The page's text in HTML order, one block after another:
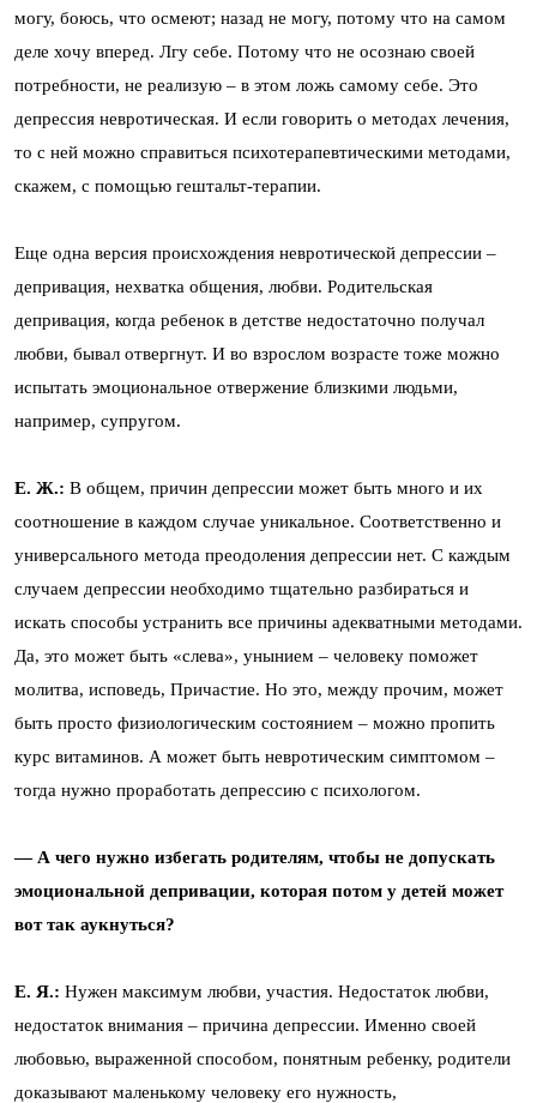
могу, боюсь, что осмеют; назад не могу, потому что на самом
деле хочу вперед. Лгу себе. Потому что не осознаю своей
потребности, не реализую – в этом ложь самому себе. Это
депрессия невротическая. И если говорить о методах лечения,
то с ней можно справиться психотерапевтическими методами,
скажем, с помощью гештальт-терапии.
Еще одна версия происхождения невротической депрессии –
депривация, нехватка общения, любви. Родительская
депривация, когда ребенок в детстве недостаточно получал
любви, бывал отвергнут. И во взрослом возрасте тоже можно
испытать эмоциональное отвержение близкими людьми,
например, супругом.
Е. Ж.: В общем, причин депрессии может быть много и их
соотношение в каждом случае уникальное. Соответственно и
универсального метода преодоления депрессии нет. С каждым
случаем депрессии необходимо тщательно разбираться и
искать способы устранить все причины адекватными методами.
Да, это может быть «слева», унынием – человеку поможет
молитва, исповедь, Причастие. Но это, между прочим, может
быть просто физиологическим состоянием – можно пропить
курс витаминов. А может быть невротическим симптомом –
тогда нужно проработать депрессию с психологом.
— А чего нужно избегать родителям, чтобы не допускать
эмоциональной депривации, которая потом у детей может
вот так аукнуться?
Е. Я.: Нужен максимум любви, участия. Недостаток любви,
недостаток внимания – причина депрессии. Именно своей
любовью, выраженной способом, понятным ребенку, родители
доказывают маленькому человеку его нужность,